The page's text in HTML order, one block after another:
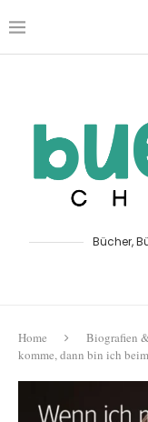
Bücher,
Home Biografien
komme, dann bin ich